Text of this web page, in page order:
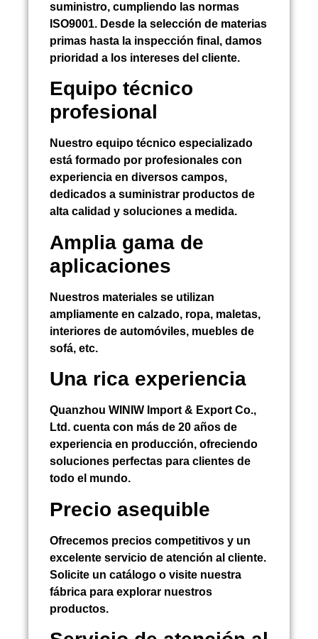
suministro, cumpliendo las normas
ISO9001. Desde la selección de materias
primas hasta la inspección final, damos
prioridad a los intereses del cliente.
Equipo técnico
profesional
Nuestro equipo técnico especializado
está formado por profesionales con
experiencia en diversos campos,
dedicados a suministrar productos de
alta calidad y soluciones a medida.
Amplia gama de
aplicaciones
Nuestros materiales se utilizan
ampliamente en calzado, ropa, maletas,
interiores de automóviles, muebles de
sofá, etc.
Una rica experiencia
Quanzhou WINIW Import & Export Co.,
Ltd. cuenta con más de 20 años de
experiencia en producción, ofreciendo
soluciones perfectas para clientes de
todo el mundo.
Precio asequible
Ofrecemos precios competitivos y un
excelente servicio de atención al cliente.
Solicite un catálogo o visite nuestra
fábrica para explorar nuestros
productos.